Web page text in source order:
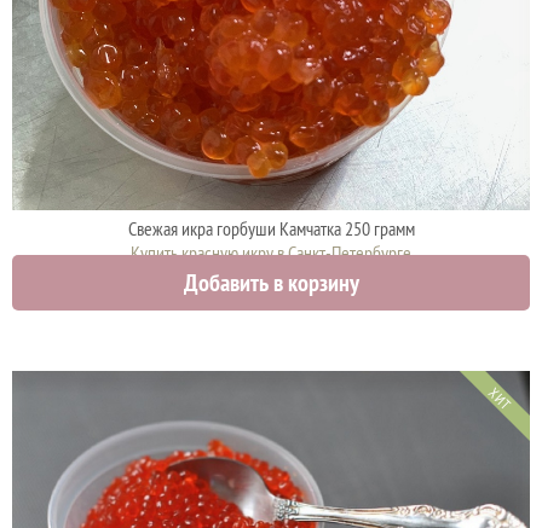
Свежая икра горбуши Камчатка 250 грамм
Купить красную икру в Санкт-Петербурге
4425 руб.
Добавить в корзину
ХИТ